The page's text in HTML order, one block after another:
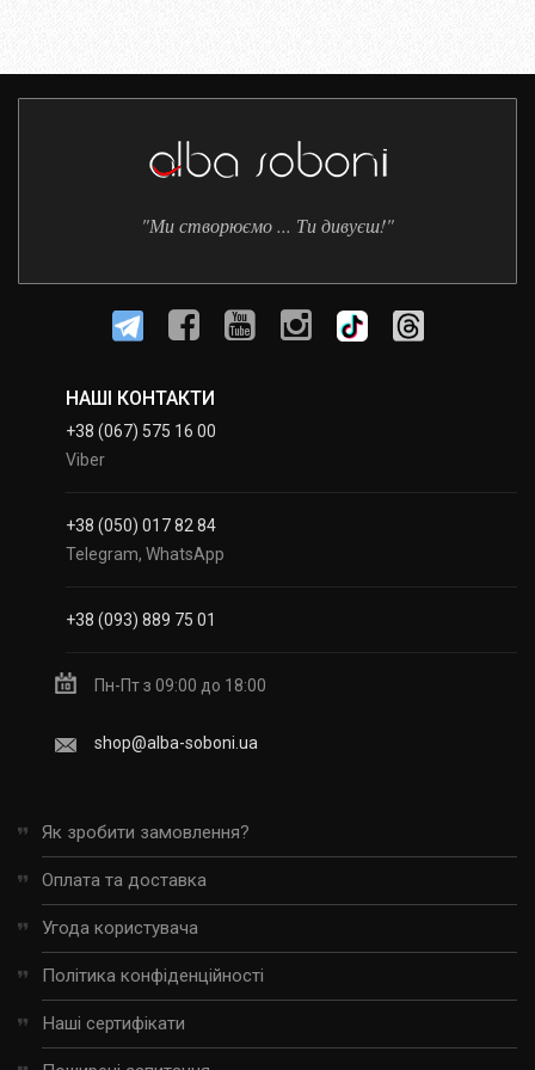
"Ми створюємо ... Ти дивуєш!"
НАШІ КОНТАКТИ
+38 (067) 575 16 00
Viber
+38 (050) 017 82 84
Telegram, WhatsApp
+38 (093) 889 75 01
Пн-Пт з 09:00 до 18:00
shop@alba-soboni.ua
Як зробити замовлення?
Оплата та доставка
Угода користувача
Політика конфіденційності
Наші сертифікати